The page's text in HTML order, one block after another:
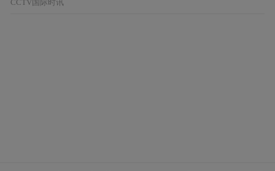
CCTV国际时讯